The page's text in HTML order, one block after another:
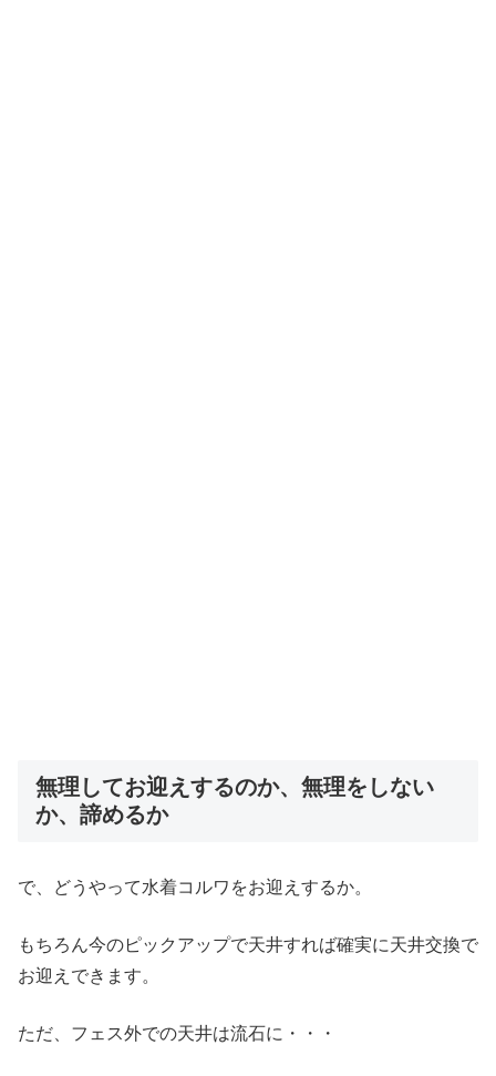
無理してお迎えするのか、無理をしない
か、諦めるか
で、どうやって水着コルワをお迎えするか。
もちろん今のピックアップで天井すれば確実に天井交換で
お迎えできます。
ただ、フェス外での天井は流石に・・・